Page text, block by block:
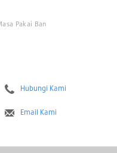
Pakai Ban
Hubungi Kami
Email Kami